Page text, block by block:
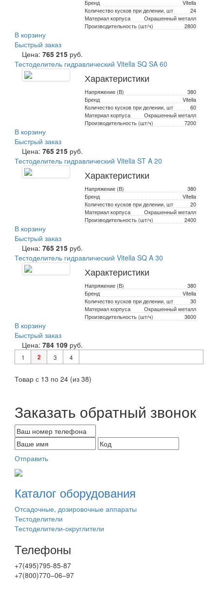
Бренд
Vitella
Количество кусков при делении, шт
24
Материал корпуса
Окрашенный металл
Производительность (шт/ч)
2800
В корзину
Быстрый заказ
Цена: 765 215 руб.
Тестоделитель гидравлический Vitella SQ SA 60
Характеристики
Напряжение (В)
380
Бренд
Vitella
Количество кусков при делении, шт
60
Материал корпуса
Окрашенный металл
Производительность (шт/ч)
7200
В корзину
Быстрый заказ
Цена: 765 215 руб.
Тестоделитель гидравлический Vitella ST A 20
Характеристики
Напряжение (В)
380
Бренд
Vitella
Количество кусков при делении, шт
20
Материал корпуса
Окрашенный металл
Производительность (шт/ч)
2400
В корзину
Быстрый заказ
Цена: 765 215 руб.
Тестоделитель гидравлический Vitella SQ A 30
Характеристики
Напряжение (В)
380
Бренд
Vitella
Количество кусков при делении, шт
30
Материал корпуса
Окрашенный металл
Производительность (шт/ч)
3600
В корзину
Быстрый заказ
Цена: 784 109 руб.
1 2 3 4
Товар с 13 по 24 (из 38)
Заказать обратный звонок
Отправить
Каталог оборудования
Отсадочные, дозировочные аппараты
Тестоделители
Тестоделители-округлители
Телефоны
+7(495)795-85-87
+7(800)770–06–97